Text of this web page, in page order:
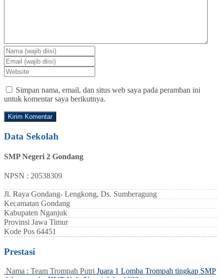
Simpan nama, email, dan situs web saya pada peramban ini
untuk komentar saya berikutnya.
Data Sekolah
SMP Negeri 2 Gondang
NPSN : 20538309
Jl. Raya Gondang- Lengkong, Ds. Sumberagung
Kecamatan Gondang
Kabupaten Nganjuk
Provinsi Jawa Timur
Kode Pos 64451
Prestasi
Nama : Team Trompah Putri Juara 1 Lomba Trompah tingkap SMP